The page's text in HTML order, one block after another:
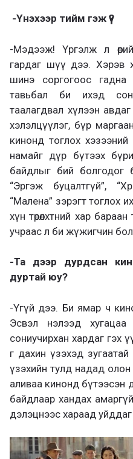
-Үнэхээр тийм гэж үү?
-Мэдээж! Үргэлж л
гардаг шүү дээ. Хэрэв
шинэ соргогоос гадна
тавьбал би ихэд
таалагдвал хүлээн
хэлэлцүүлэг, бүр
кинонд тоглох
намайг дүр бүтээх
байдлыг бий болгодог
“Эргэж буцалтгүй”,
“Малена” зэрэгт тоглох
хүн төрөлхтний хар
учраас л би жүжигчин
-Та дээр дурдсан
дуртай юу?
-Үгүй дээ. Би ямар ч
Эсвэл нэлээд хугацаа
сониучирхан хардаг гэх
г дахин үзэхэд
үзэхийн тулд надад
аливаа кинонд бүтээсэн
байдлаар хандах амаргүй
дэлэцнээс хараад уйддаг